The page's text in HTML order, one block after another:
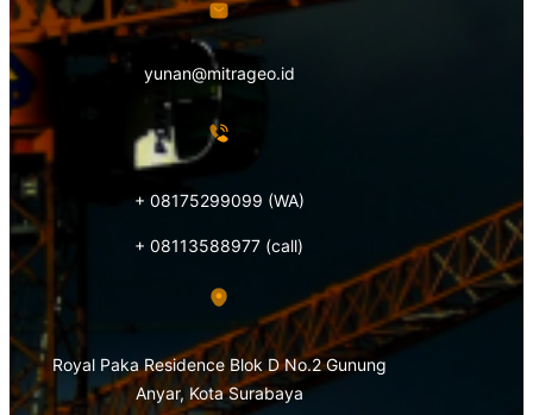
yunan@mitrageo.id
+ 08175299099 (WA)
+ 08113588977 (call)
Royal Paka Residence Blok D No.2 Gunung
Anyar, Kota Surabaya